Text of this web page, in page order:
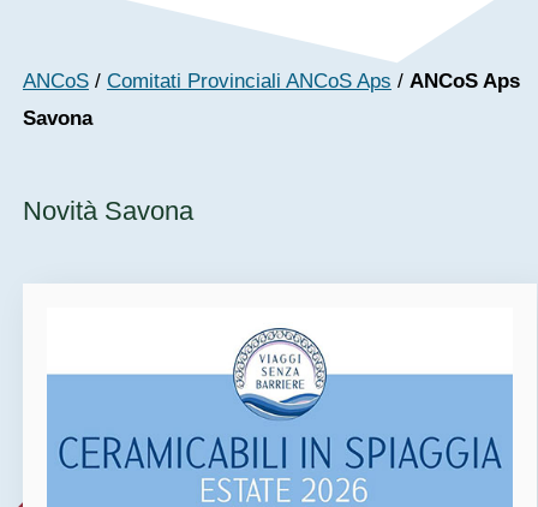
ANCoS/ Comitati Provinciali ANCoS Aps / ANCoS Aps
Savona
Novità Savona